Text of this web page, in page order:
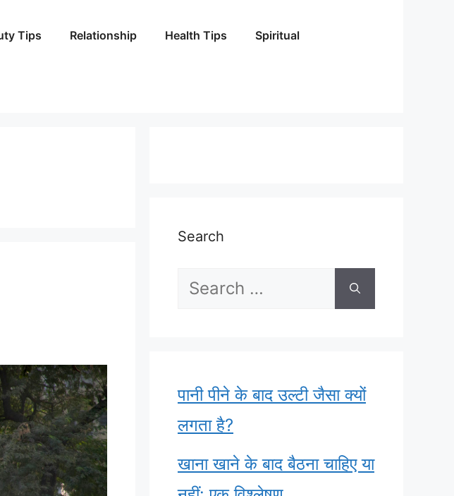
Tips Relationship Health Tips Spiritual
Search
Search
पानी पीने के बाद उल्टी जैसा क्यों
लगता है?
खाना खाने के बाद बैठना चाहिए या